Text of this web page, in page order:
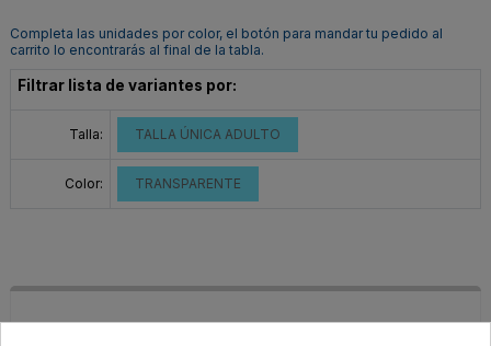
Completa las unidades por color, el botón para mandar tu pedido al
carrito lo encontrarás al final de la tabla.
Filtrar lista de variantes por:
Talla: TALLA ÚNICA ADULTO
Color: TRANSPARENTE